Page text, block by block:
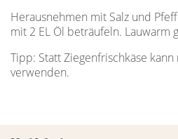
Herausnehmen mit Salz und
mit 2 EL Öl beträufeln. Lauwarm
Tipp: Statt Ziegenfrischkäse
verwenden.